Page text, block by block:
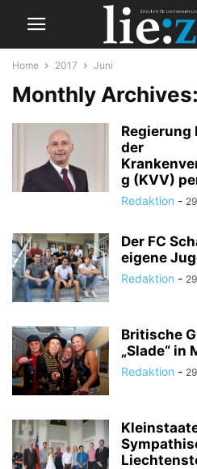
Home 2017 Juni
Monthly
der
g (KVV)
Redaktion -
Der FC
eigene
Redaktion -
Britische
„Slade“ in
Redaktion -